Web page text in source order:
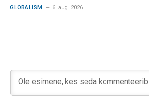
GLOBALISM 6. aug. 2026